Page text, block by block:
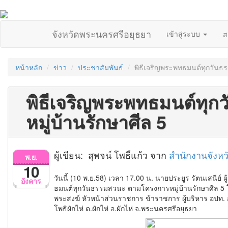
จังหวัดพระนครศรีอยุธยา เข้าสู่ระบบ
หน้าหลัก ข่าว ประชาสัมพันธ์ พิธีเจริญพระพทธมนต์ทุกวันธ
พิธีเจริญพระพทธมนต์ทุก
หมู่บ้านรักษาศีล 5
อังคาร
พ.ย.
10
ผู้เขียน: สุพจน์ โพธิ์แก้ว จาก สำนักงานจังห
วันนี้ (10 พ.ย.58) เวลา 17.00 น. นายประยูร รัตนเสนี
ธมนต์ทุกวันธรรมสวนะ ตามโครงการหมู่บ้านรักษาศีล
พระสงฆ์ หัวหน้าส่วนราชการ ข้าราชการ ผู้บริหาร อ
โพธิผักไห่ ต.ผักไห่ อ.ผักไห่ จ.พระนครศรีอยุธยา